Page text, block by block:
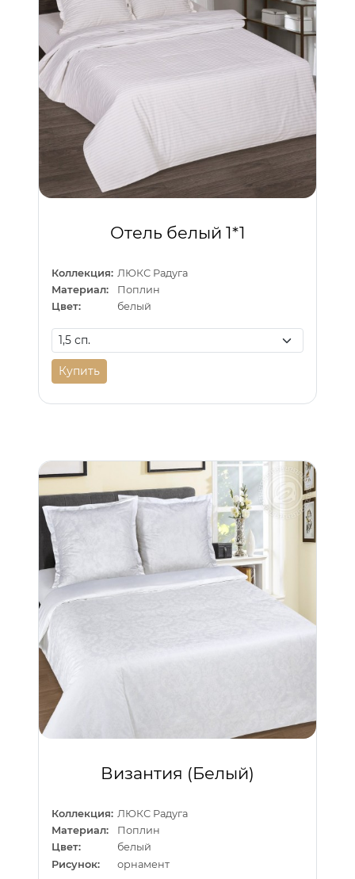
Отель белый 1*1
Коллекция: ЛЮКС Радуга
Материал:
Поплин
Цвет:
белый
Купить
Византия (Белый)
Коллекция: ЛЮКС Радуга
Материал:
Поплин
Цвет:
белый
Рисунок:
орнамент